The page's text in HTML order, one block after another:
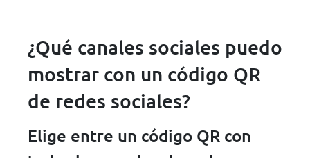
¿Qué canales sociales puedo
mostrar con un código QR
de redes sociales?
Elige entre un código QR con